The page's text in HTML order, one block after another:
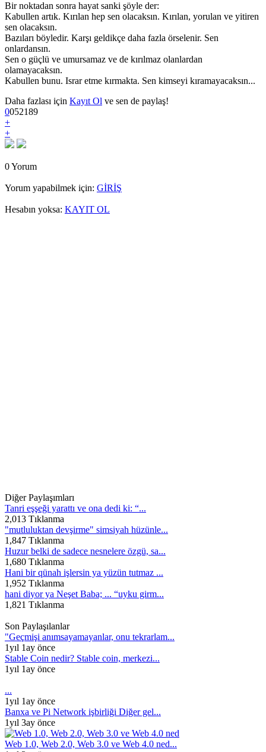
Bir noktadan sonra hayat sanki şöyle der:
Kabullen artık. Kırılan hep sen olacaksın. Kırılan, yorulan ve yitiren
sen olacaksın.
Bazıları böyledir. Karşı geldikçe daha fazla örselenir. Sen
onlardansın.
Sen o güçlü ve umursamaz ve de kırılmaz olanlardan
olamayacaksın.
Kabullen bunu. Israr etme kırmakta. Sen kimseyi kıramayacaksın...
Daha fazlası için Kayıt Ol ve sen de paylaş!
0052189
+
+
0 Yorum
Yorum yapabilmek için: GİRİŞ
Hesabın yoksa: KAYIT OL
Diğer Paylaşımları
Tanri eşşeği yarattı ve ona dedi ki: “...
2,013 Tıklanma
"mutluluktan devşirme" simsiyah hüzünle...
1,847 Tıklanma
Huzur belki de sadece nesnelere özgü, sa...
1,680 Tıklanma
Hani bir qünah işlersin ya yüzün tutmaz ...
1,952 Tıklanma
hani diyor ya Neşet Baba; ... “uyku girm...
1,821 Tıklanma
Son Paylaşılanlar
"Geçmişi anımsayamayanlar, onu tekrarlam...
1yıl 1ay önce
Stable Coin nedir? Stable coin, merkezi...
1yıl 1ay önce
...
1yıl 1ay önce
Banxa ve Pi Network işbirliği Diğer gel...
1yıl 3ay önce
Web 1.0, Web 2.0, Web 3.0 ve Web 4.0 ned...